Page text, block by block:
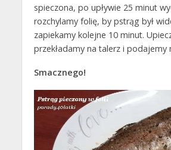
spieczona, po upływie 25 minut
rozchylamy folię, by pstrąg był
zapiekamy kolejne 10 minut.
przekładamy na talerz i podajemy
Smacznego!